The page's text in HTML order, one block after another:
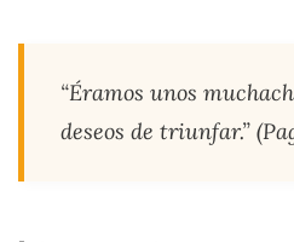
“Éramos unos
deseos de triunfar.”